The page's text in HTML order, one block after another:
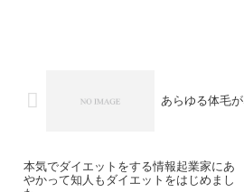
あらゆる体毛
本気でダイエットをする情報起業家にあ
やかって知人もダイエットをはじめまし